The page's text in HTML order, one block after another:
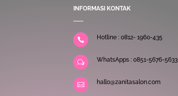
INFORMASI KONTAK
 Hotline : 0812- 1960-435
w WhatsApps : 0851-5676-5633
 hallo@zanitasalon.com